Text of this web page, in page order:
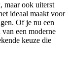
maar ook uiterst
ideaal maakt voor
Of je nu een
een moderne
keuze die